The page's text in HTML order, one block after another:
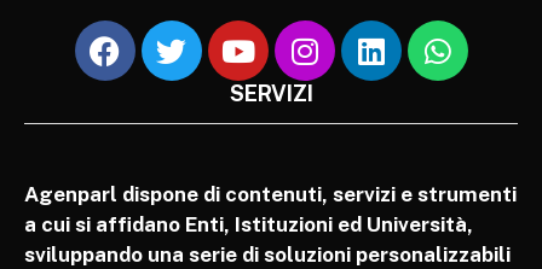
SERVIZI
Agenparl dispone di contenuti, servizi e strumenti
a cui si affidano Enti, Istituzioni ed Università,
sviluppando una serie di soluzioni personalizzabili